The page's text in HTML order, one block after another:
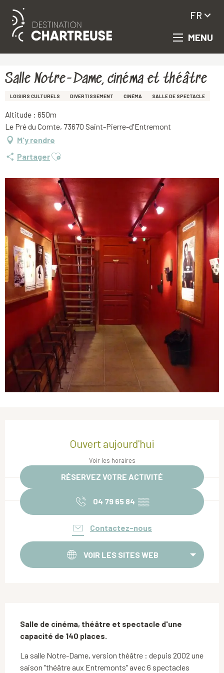
Aller
principal
MENU
FR
Salle Notre-Dame, cinéma et théâtre
LOISIRS CULTURELS DIVERTISSEMENT CINÉMA SALLE DE SPECTACLE
Altitude : 650m
Le Pré du Comte, 73670 Saint-Pierre-d'Entremont
M'y rendre
PartagerAjouter aux favoris
Ouvert aujourd'hui
Voir les horaires
RÉSERVEZ VOTRE ACTIVITÉ
04 79 65 84 ▒▒
Contactez-nous
VOIR LES SITES WEB
Salle de cinéma, théâtre et spectacle d'une
capacité de 140 places.
La salle Notre-Dame, version théâtre : depuis 2002 une
saison "théâtre aux Entremonts" avec 6 spectacles